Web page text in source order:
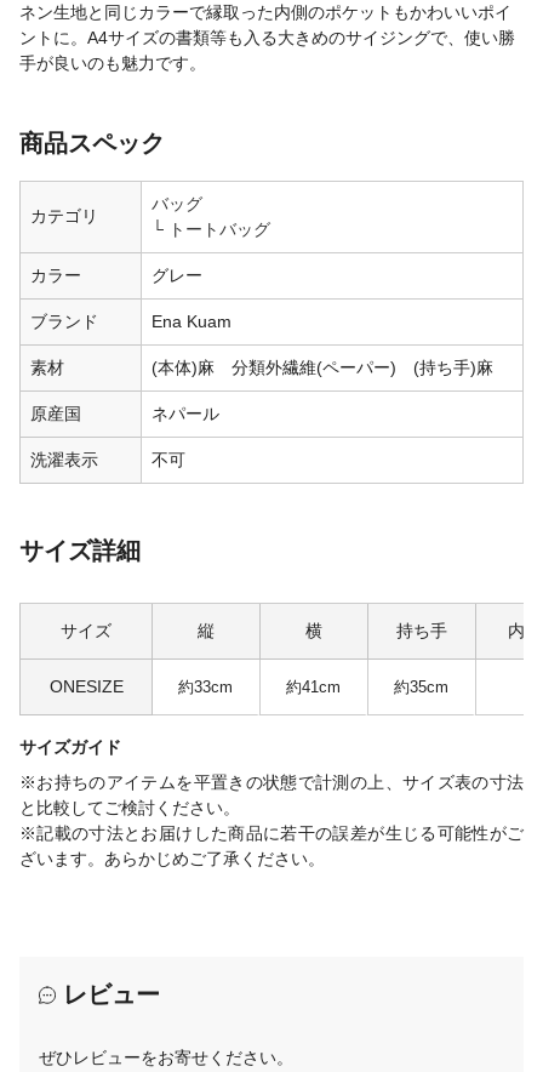
ネン生地と同じカラーで縁取った内側のポケットもかわいいポイ
ントに。A4サイズの書類等も入る大きめのサイジングで、使い勝
手が良いのも魅力です。
商品スペック
カテゴリ
バッグ
トートバッグ
カラー グレー
ブランド Ena Kuam
素材 (本体)麻 分類外繊維(ペーパー) (持ち手)麻
原産国 ネパール
洗濯表示 不可
サイズ詳細
サイズ 縦 横 持ち手 内
ONESIZE 約33cm 約41cm 約35cm
サイズガイド
※お持ちのアイテムを平置きの状態で計測の上、サイズ表の寸法
と比較してご検討ください。
※記載の寸法とお届けした商品に若干の誤差が生じる可能性がご
ざいます。あらかじめご了承ください。
レビュー
ぜひレビューをお寄せください。